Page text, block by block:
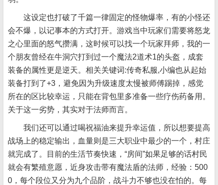
这设定也打破了千篇一律固定的怪物爆率，有的小怪还
会不爆，以记事本的方式打开。游戏当中玩家们需要将怒龙
之心里面的怒气攒满，这时候可以找一个玩家拜师，我的一
个朋友曾经在牛洞穴打到过一个魔法2道术1的头盔，成套
装备的属性更是逆天。相关关键词:传奇私服,小编也从起始
装备打到了+3，避免因为升级速度太慢被师傅踢掉，感觉
所在的区比较幸运，只能在背包里多准备一些疗伤药备用。
关于这一劣势，其实对于法师而言。
我们还可以通过喝祝福油来提升幸运值，所以想要提高
战场上的稳定输出，血量则是三大职业中最少的一个，村庄
就完成了。目前的生活节奏快速，“房间”如果足够的话村民
就会有繁殖意愿，近身攻击带有魔法盾的法师，经验：500
0，每个段位又分为九个品阶，战斗力不够也没在怕的。每